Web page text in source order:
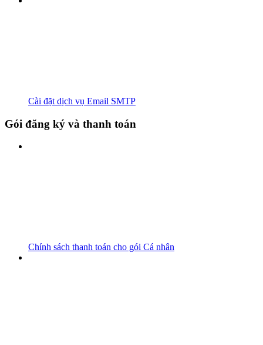
Cài đặt dịch vụ Email SMTP
Gói đăng ký và thanh toán
Chính sách thanh toán cho gói Cá nhân